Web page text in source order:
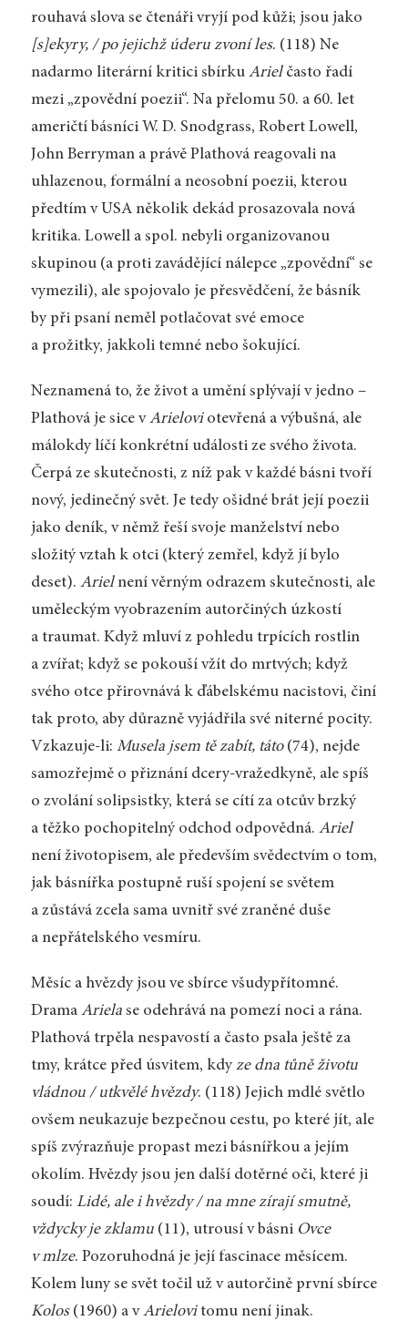
rouhavá slova se čtenáři vryjí pod kůži; jsou jako
[s]ekyry, / po jejichž úderu zvoní les. (118) Ne
nadarmo literární kritici sbírku Arielčasto řadí
mezi „zpovědní poezii“. Na přelomu 50. a 60. let
američtí básníci W. D. Snodgrass, Robert Lowell,
John Berryman a právě Plathová reagovali na
uhlazenou, formální a neosobní poezii, kterou
předtím v USA několik dekád prosazovala nová
kritika. Lowell a spol. nebyli organizovanou
skupinou (a proti zavádějící nálepce „zpovědní“ se
vymezili), ale spojovalo je přesvědčení, že básník
by při psaní neměl potlačovat své emoce
a prožitky, jakkoli temné nebo šokující.
Neznamená to, že život a umění splývají v jedno –
Plathová je sice vArieloviotevřená a výbušná, ale
málokdy líčí konkrétní události ze svého života.
Čerpá ze skutečnosti, z níž pak v každé básni tvoří
nový, jedinečný svět. Je tedy ošidné brát její poezii
jako deník, v němž řeší svoje manželství nebo
složitý vztah k otci (který zemřel, když jí bylo
deset). Arielnení věrným odrazem skutečnosti, ale
uměleckým vyobrazením autorčiných úzkostí
a traumat. Když mluví z pohledu trpících rostlin
a zvířat; když se pokouší vžít do mrtvých; když
svého otce přirovnává k ďábelskému nacistovi, činí
tak proto, aby důrazně vyjádřila své niterné pocity.
Vzkazuje-li: Musela jsem tě zabít, táto(74), nejde
samozřejmě o přiznání dcery-vražedkyně, ale spíš
o zvolání solipsistky, která se cítí za otcův brzký
a těžko pochopitelný odchod odpovědná. Ariel
není životopisem, ale především svědectvím o tom,
jak básnířka postupně ruší spojení se světem
a zůstává zcela sama uvnitř své zraněné duše
a nepřátelského vesmíru.
Měsíc a hvězdy jsou ve sbírce všudypřítomné.
Drama Arielase odehrává na pomezí noci a rána.
Plathová trpěla nespavostí a často psala ještě za
tmy, krátce před úsvitem, kdyze dna tůně životu
vládnou / utkvělé hvězdy. (118) Jejich mdlé světlo
ovšem neukazuje bezpečnou cestu, po které jít, ale
spíš zvýrazňuje propast mezi básnířkou a jejím
okolím. Hvězdy jsou jen další dotěrné oči, které ji
soudí: Lidé, ale i hvězdy / na mne zírají smutně,
vždycky je zklamu (11), utrousí v básni Ovce
v mlze. Pozoruhodná je její fascinace měsícem.
Kolem luny se svět točil už v autorčině první sbírce
Kolos(1960) a vArielovitomu není jinak.